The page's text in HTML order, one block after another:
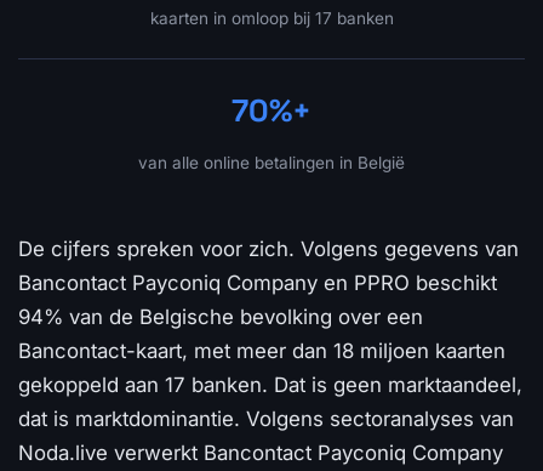
kaarten in omloop bij 17 banken
70%+
van alle online betalingen in België
De cijfers spreken voor zich. Volgens gegevens van
Bancontact Payconiq Company en PPRO beschikt
94% van de Belgische bevolking over een
Bancontact-kaart, met meer dan 18 miljoen kaarten
gekoppeld aan 17 banken. Dat is geen marktaandeel,
dat is marktdominantie. Volgens sectoranalyses van
Noda.live verwerkt Bancontact Payconiq Company